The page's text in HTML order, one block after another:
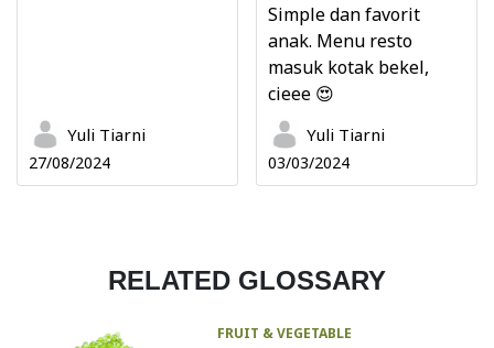
Yuli Tiarni
27/08/2024
Simple dan favorit
anak. Menu resto
masuk kotak bekel,
cieee 😍
Yuli Tiarni
03/03/2024
RELATED GLOSSARY
FRUIT & VEGETABLE